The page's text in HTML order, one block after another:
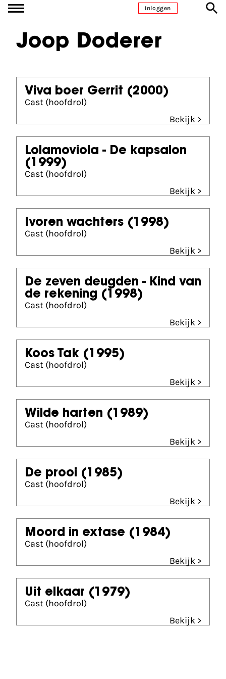
Ga naar inhoudInloggen
Joop Doderer
Viva boer Gerrit (2000)
Cast (hoofdrol)
Bekijk >
Lolamoviola - De kapsalon
(1999)
Cast (hoofdrol)
Bekijk >
Ivoren wachters (1998)
Cast (hoofdrol)
Bekijk >
De zeven deugden - Kind van
de rekening (1998)
Cast (hoofdrol)
Bekijk >
Koos Tak (1995)
Cast (hoofdrol)
Bekijk >
Wilde harten (1989)
Cast (hoofdrol)
Bekijk >
De prooi (1985)
Cast (hoofdrol)
Bekijk >
Moord in extase (1984)
Cast (hoofdrol)
Bekijk >
Uit elkaar (1979)
Cast (hoofdrol)
Bekijk >